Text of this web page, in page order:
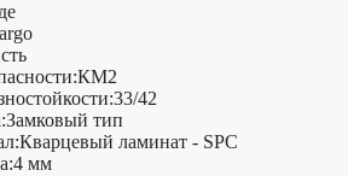
КМ2
33/42
Замковый тип
Кварцевый ламинат - SPC
4 мм